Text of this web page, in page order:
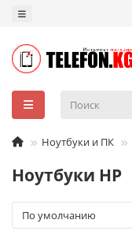
Ноутбуки и ПК
Ноутбуки HP